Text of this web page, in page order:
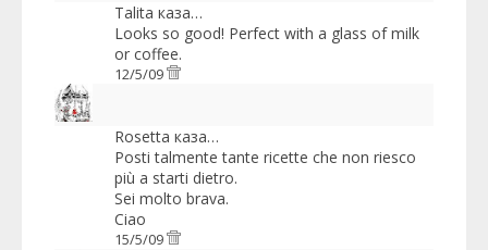
Talita каза…
Looks so good! Perfect with a glass of milk
or coffee.
12/5/09
Rosetta каза…
Posti talmente tante ricette che non riesco
più a starti dietro.
Sei molto brava.
Ciao
15/5/09